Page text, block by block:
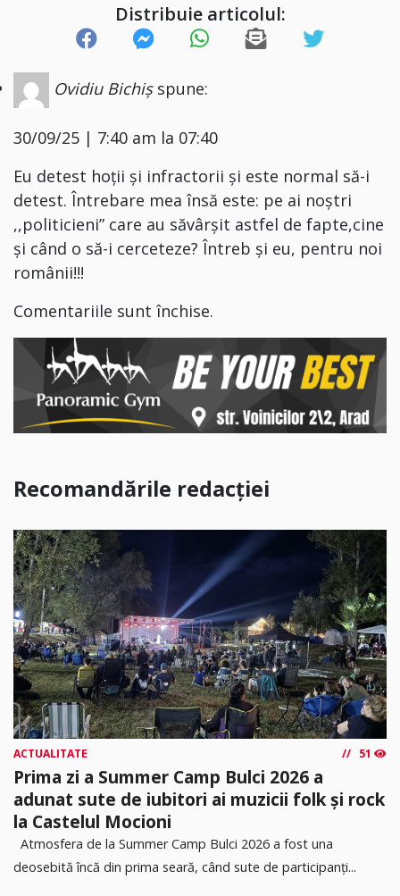
Distribuie articolul:
Ovidiu Bichiș spune:
30/09/25 | 7:40 am la 07:40
Eu detest hoții și infractorii și este normal să-i
detest. Întrebare mea însă este: pe ai noștri
,,politicieni” care au săvârșit astfel de fapte,cine
și când o să-i cerceteze? Întreb și eu, pentru noi
românii!!!
Comentariile sunt închise.
Recomandările redacției
ACTUALITATE 51
Prima zi a Summer Camp Bulci 2026 a
adunat sute de iubitori ai muzicii folk și rock
la Castelul Mocioni
Atmosfera de la Summer Camp Bulci 2026 a fost una
deosebită încă din prima seară, când sute de participanți...